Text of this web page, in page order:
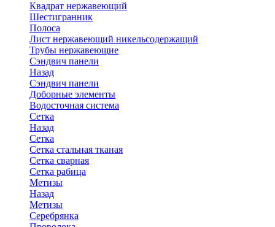
Квадрат нержавеющий
Шестигранник
Полоса
Лист нержавеющий никельсодержащий
Трубы нержавеющие
Сэндвич панели
Назад
Сэндвич панели
Доборные элементы
Водосточная система
Сетка
Назад
Сетка
Сетка стальная тканая
Сетка сварная
Сетка рабица
Метизы
Назад
Метизы
Серебрянка